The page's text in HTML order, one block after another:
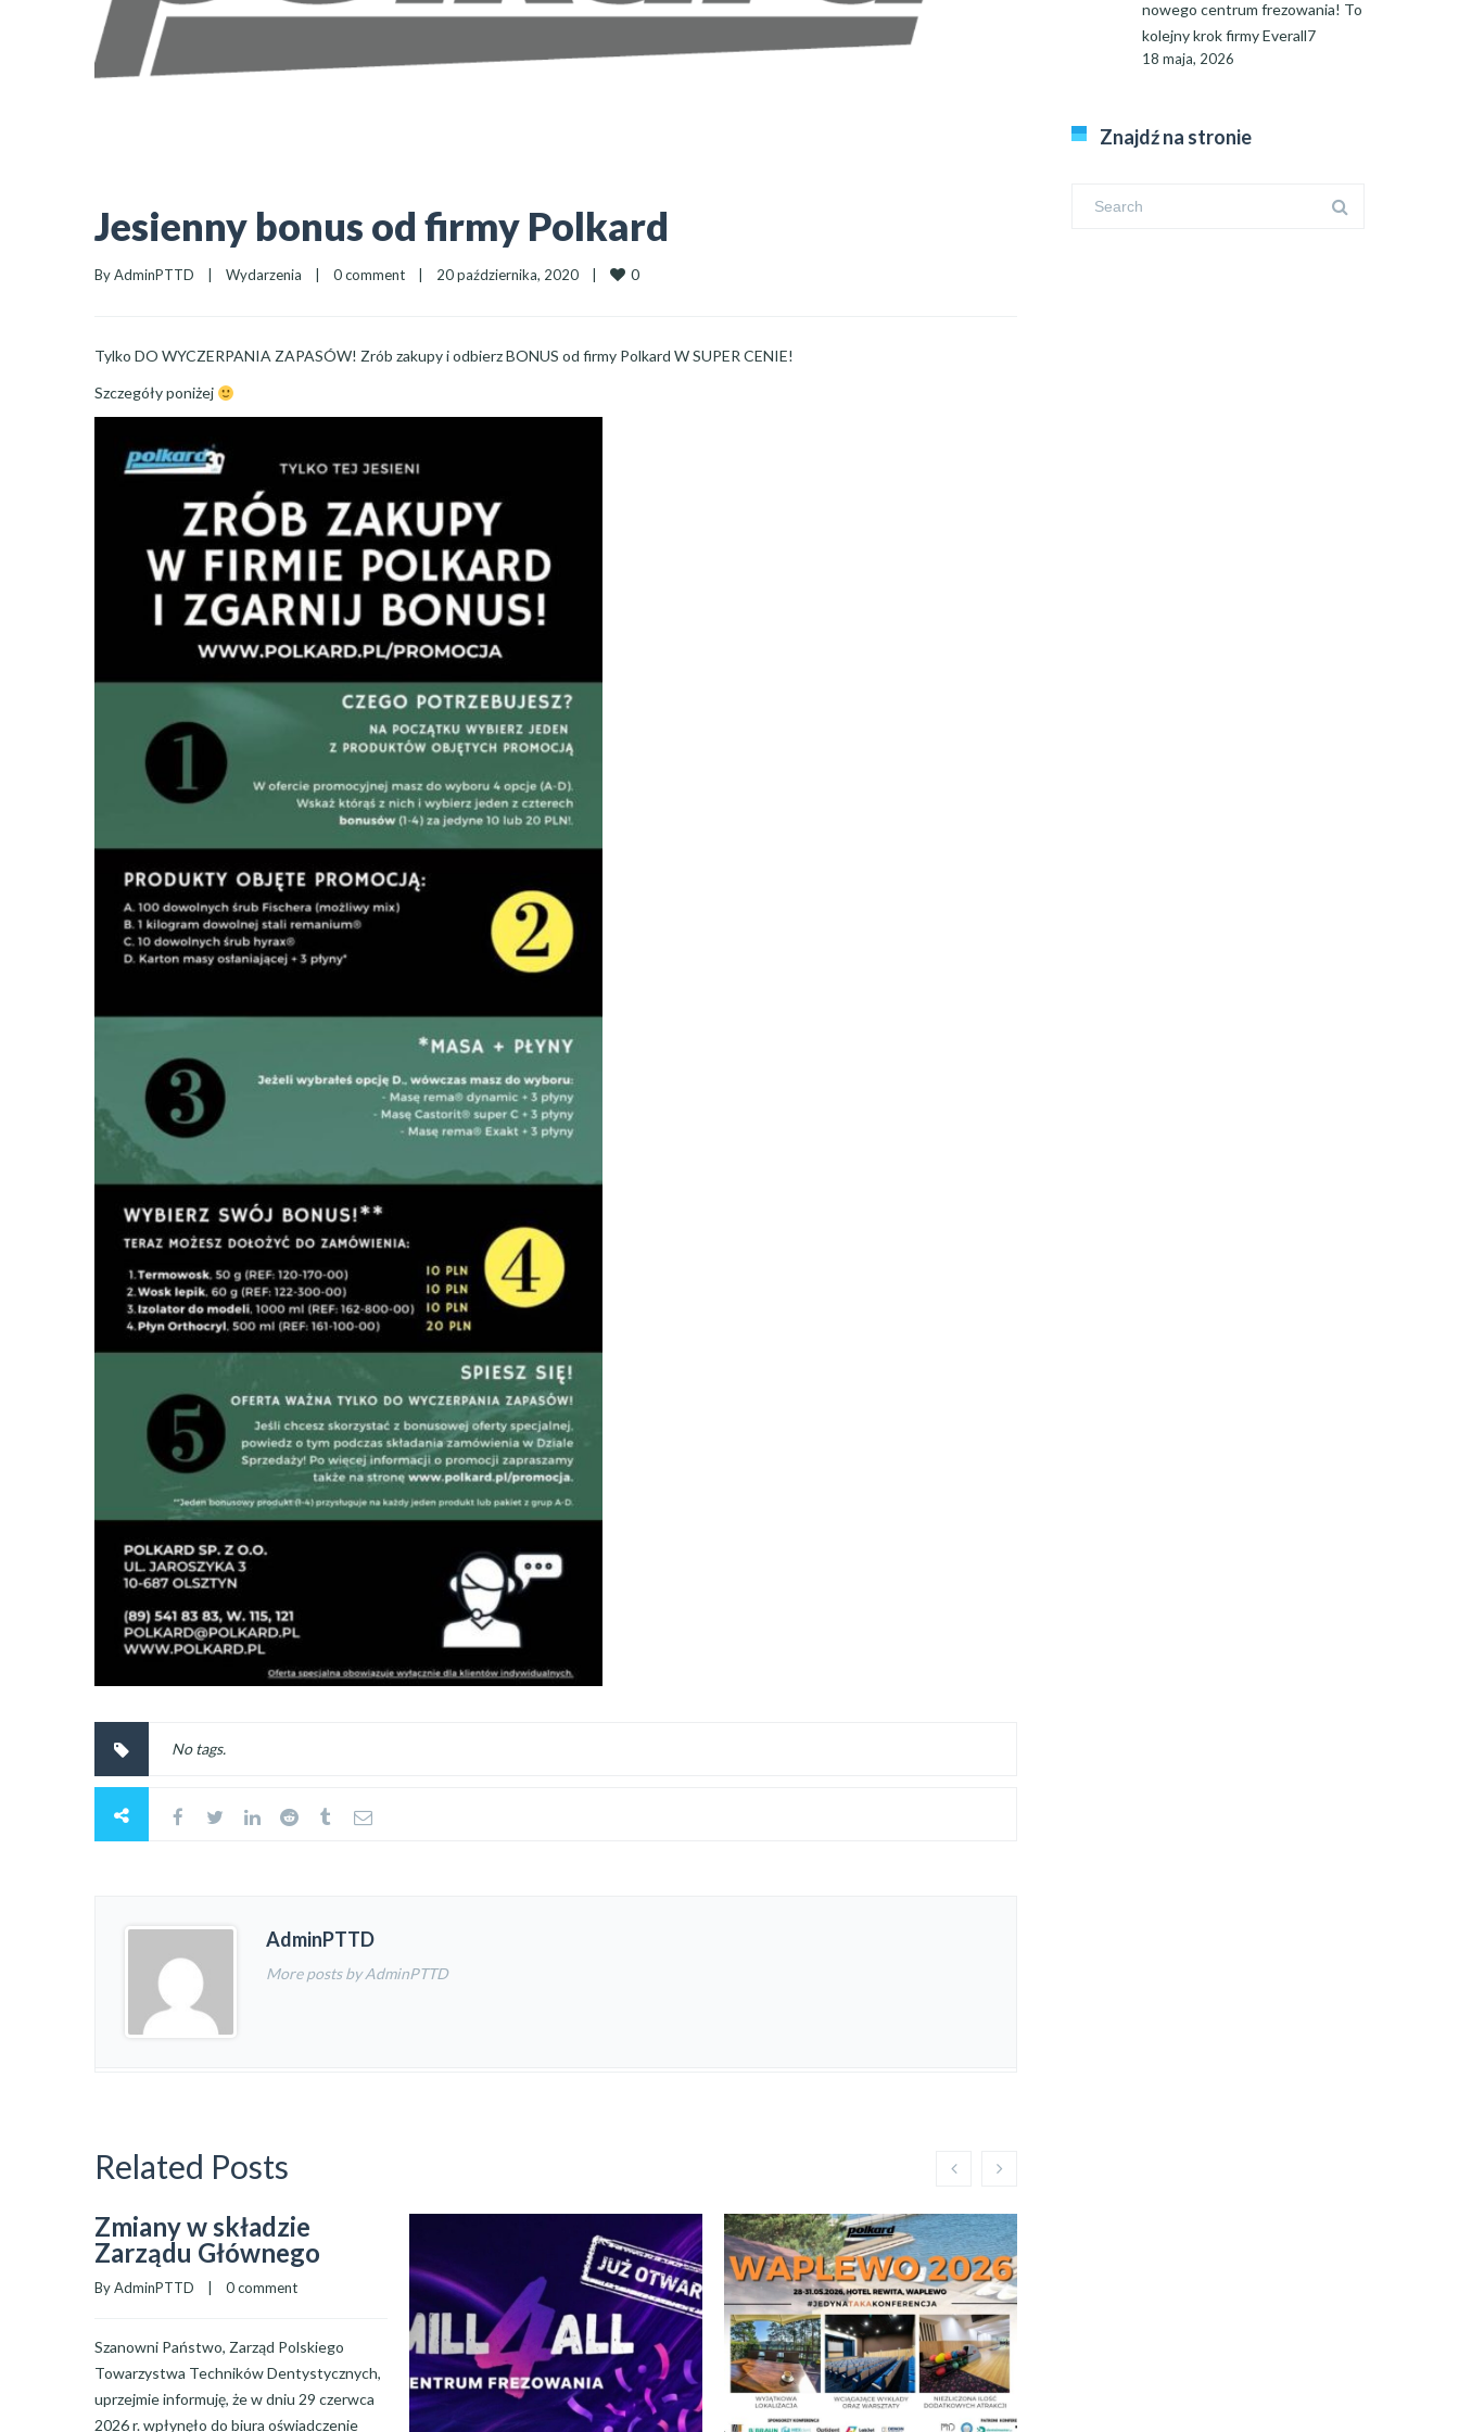
Jesienny bonus od firmy Polkard
By AdminPTTD Wydarzenia 0 comment 20 października, 2020 0
Tylko DO WYCZERPANIA ZAPASÓW! Zrób zakupy i odbierz BONUS od firmy Polkard W SUPER CENIE!
Szczegóły poniżej
No tags.
AdminPTTD
More posts by AdminPTTD
Related Posts
Zmiany w składzie
Zarządu Głównego
By AdminPTTD 0 comment
Szanowni Państwo, Zarząd Polskiego
Towarzystwa Techników Dentystycznych,
uprzejmie informuję, że w dniu 29 czerwca
2026 r. wpłynęło do biura oświadczenie
nowego centrum frezowania! To
kolejny krok firmy Everall7
18 maja, 2026
Znajdź na stronie